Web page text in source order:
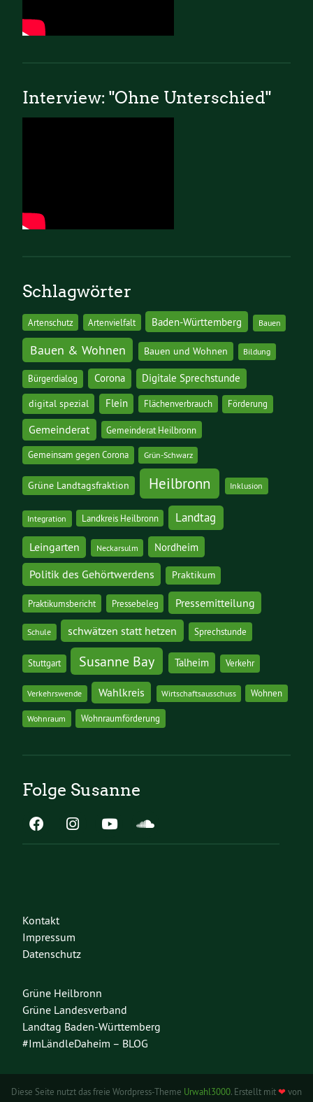
Interview: "Ohne Unterschied"
Schlagwörter
Artenschutz Artenvielfalt Baden-Württemberg Bauen
Bauen & Wohnen Bauen und Wohnen Bildung
Bürgerdialog Corona Digitale Sprechstunde
digital spezial Flein Flächenverbrauch Förderung
Gemeinderat Gemeinderat Heilbronn
Gemeinsam gegen Corona Grün-Schwarz
Grüne Landtagsfraktion Heilbronn Inklusion
Integration Landkreis Heilbronn Landtag
Leingarten Neckarsulm Nordheim
Politik des Gehörtwerdens Praktikum
Praktikumsbericht Pressebeleg Pressemitteilung
Schule schwätzen statt hetzen Sprechstunde
Stuttgart Susanne Bay Talheim Verkehr
Verkehrswende Wahlkreis Wirtschaftsausschuss Wohnen
Wohnraum Wohnraumförderung
Folge Susanne
Kontakt
Impressum
Datenschutz
Grüne Heilbronn
Grüne Landesverband
Landtag Baden-Württemberg
#ImLändleDaheim – BLOG
Diese Seite nutzt das freie Wordpress-Theme Urwahl3000. Erstellt mit❤ von